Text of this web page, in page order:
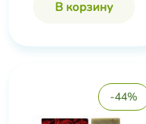
В корзину
-44%